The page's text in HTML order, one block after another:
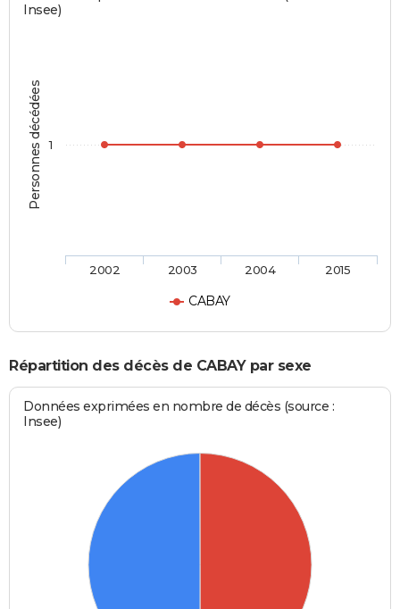
Personnes décédées
Insee)
CABAY
2002 2003 2004 2015
1
Répartition des décès de CABAY par sexe
Données exprimées en nombre de décès (source :
Insee)